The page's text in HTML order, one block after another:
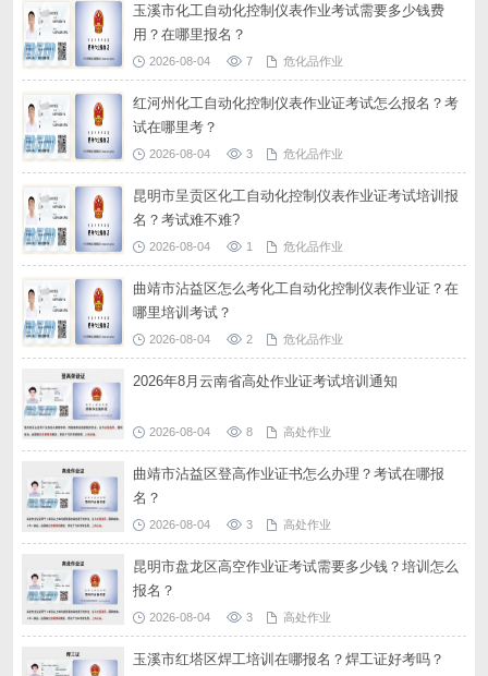
玉溪市化工自动化控制仪表作业考试需要多少钱费
用？在哪里报名？
2026-08-04 7 危化品作业
红河州化工自动化控制仪表作业证考试怎么报名？考
试在哪里考？
2026-08-04 3 危化品作业
昆明市呈贡区化工自动化控制仪表作业证考试培训报
名？考试难不难?
2026-08-04 1 危化品作业
曲靖市沾益区怎么考化工自动化控制仪表作业证？在
哪里培训考试？
2026-08-04 2 危化品作业
2026年8月云南省高处作业证考试培训通知
2026-08-04 8 高处作业
曲靖市沾益区登高作业证书怎么办理？考试在哪报
名？
2026-08-04 3 高处作业
昆明市盘龙区高空作业证考试需要多少钱？培训怎么
报名？
2026-08-04 3 高处作业
玉溪市红塔区焊工培训在哪报名？焊工证好考吗？